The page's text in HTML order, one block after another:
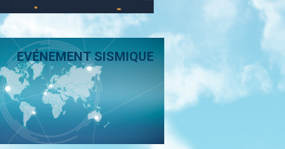
EVÉNEMENT SISMIQUE